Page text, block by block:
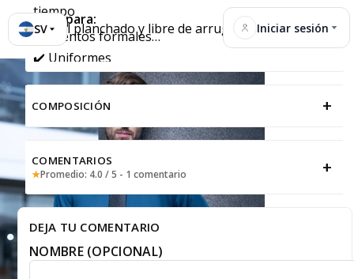
SV Iniciar sesión
tiempo
✔️Fácil planchado y libre de arrugas
Ideal para:
✔️ Eventos formales
✔️ Uniformes
COMPOSICIÓN +
COMENTARIOS
★Promedio: 4.0 / 5 - 1 comentario +
DEJA TU COMENTARIO
NOMBRE (OPCIONAL)